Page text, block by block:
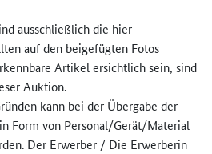
ausschließlich die hier
auf den beigefügten Fotos
Artikel ersichtlich sein, sind
Auktion.
kann bei der Übergabe der
Form von Personal/Gerät/Material
Der Erwerber / Die Erwerberin